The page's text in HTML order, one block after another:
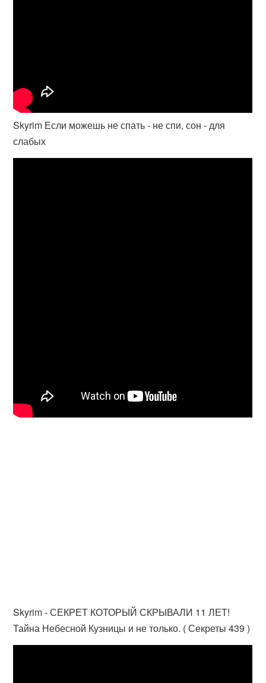
Skyrim Если можешь не спать - не спи, сон - для
слабых
Skyrim - СЕКРЕТ КОТОРЫЙ СКРЫВАЛИ 11 ЛЕТ!
Тайна Небесной Кузницы и не только. ( Секреты 439 )